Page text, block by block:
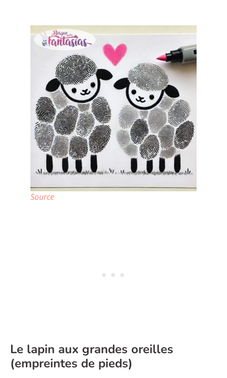
Source
Le lapin aux grandes oreilles
(empreintes de pieds)